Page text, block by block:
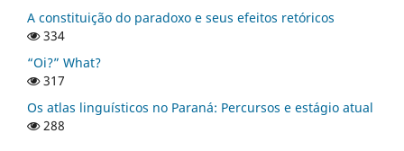
A constituição do paradoxo e seus efeitos retóricos
334
“Oi?” What?
317
Os atlas linguísticos no Paraná: Percursos e estágio atual
288